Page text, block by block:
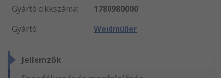
Gyártó cikkszáma:
1780980000
Gyártó: Weidmüller
Jellemzők